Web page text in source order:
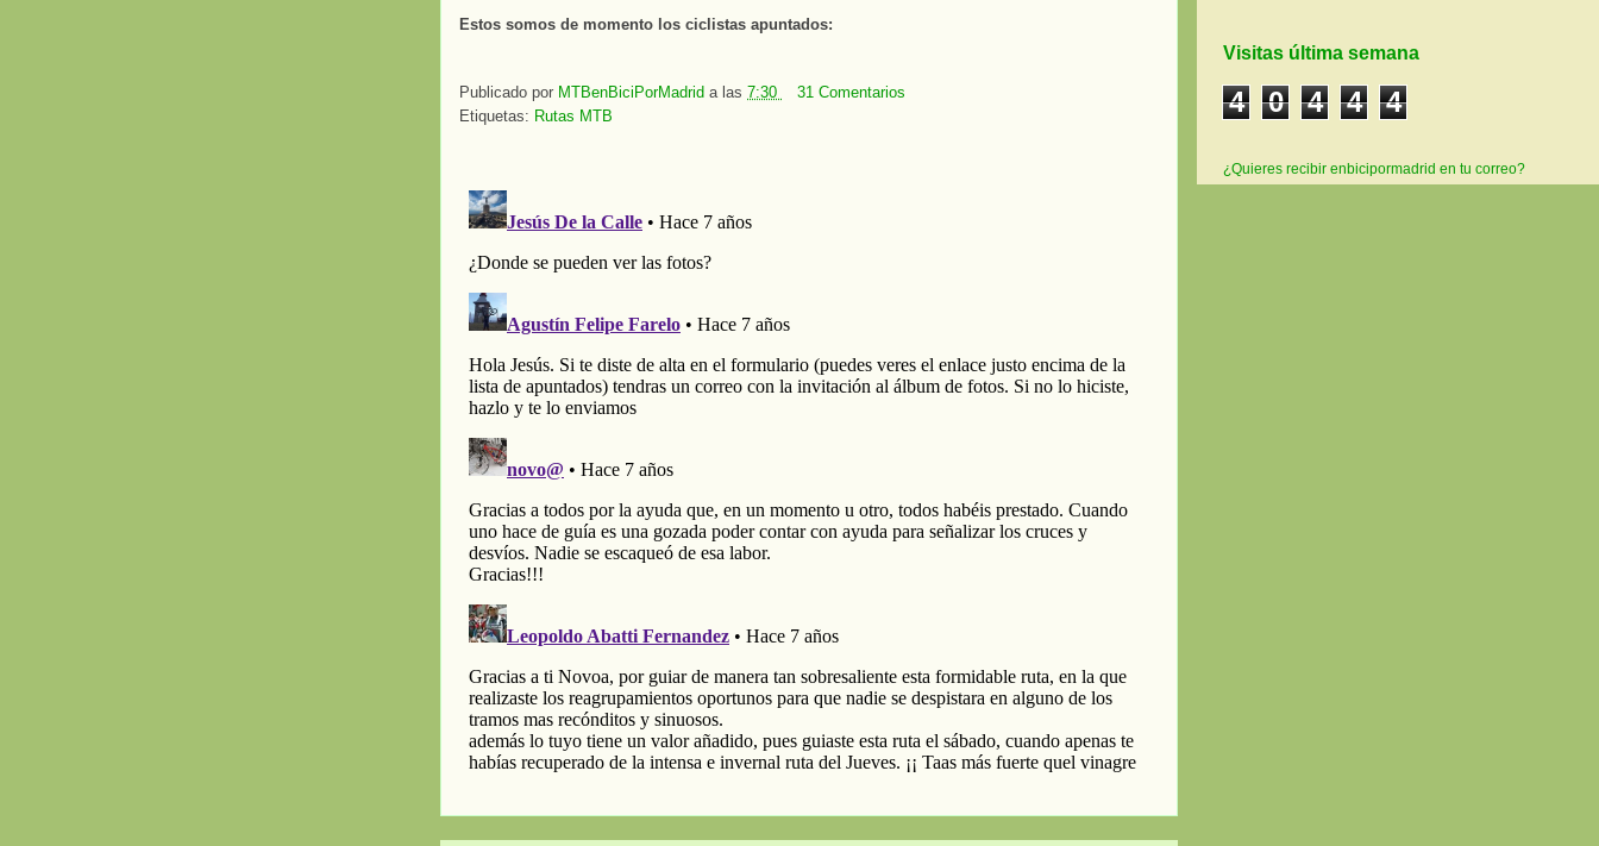
Estos somos de momento los ciclistas apuntados:
Publicado por MTBenBiciPorMadrid a las 7:30
31 Comentarios
Etiquetas: Rutas MTB
Visitas última semana
4 0 4 4 4
¿Quieres recibir enbicipormadrid en tu correo?